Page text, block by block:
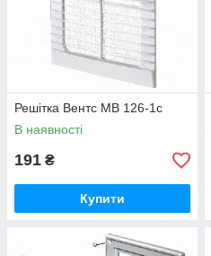
Решітка Вентс МВ 126-1с
В наявності
191 ₴
Купити